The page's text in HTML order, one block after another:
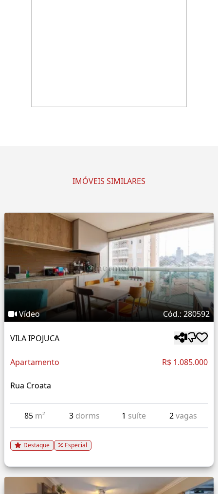
IMÓVEIS SIMILARES
Vídeo Cód.: 280592
VILA IPOJUCA
Apartamento R$ 1.085.000
Rua Croata
85 m² 3 dorms 1 suíte 2vagas
Destaque Especial